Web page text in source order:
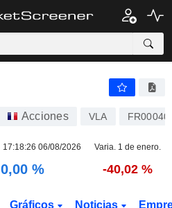
Acciones VLA
17:18:26 06/08/2026 Varia. 1 de enero.
0,00 % -40,02 %
Gráficos Noticias